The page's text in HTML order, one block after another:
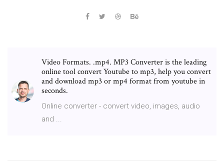
Video Formats. .mp4. MP3 Converter is the leading
online tool convert Youtube to mp3, help you convert
and download mp3 or mp4 format from youtube in
seconds.
Online converter - convert video, images, audio
and ...